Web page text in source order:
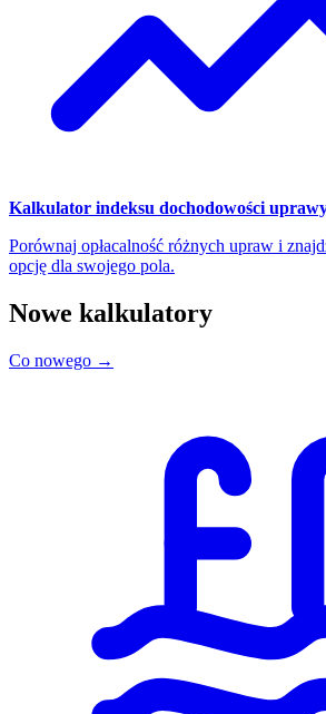
Kalkulator indeksu dochodowości
Porównaj opłacalność różnych upraw i
opcję dla swojego pola.
Nowe kalkulatory
Co nowego →